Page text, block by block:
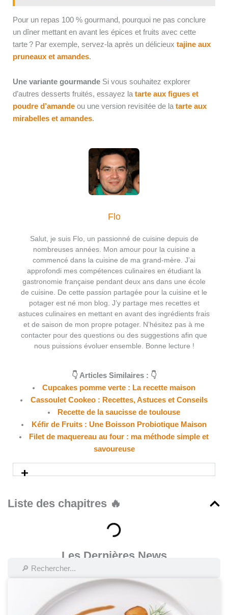
Liste des chapitres 🔥
Pour un repas 100 % gourmand, pourquoi ne pas conclure
un dîner mettant en avant les épices et fruits avec cette
tarte ? Par exemple, servez-la après un délicieux tajine aux
pruneaux et amandes.
Une variante gourmande Si vous souhaitez explorer
d’autres desserts fruités, essayez latarte aux figues et
poudre d’amande ou une version revisitée de latarte aux
mirabelles et amandes.
Flo
Salut, je suis Flo, un passionné de cuisine depuis de
nombreuses années. Mon amour pour la cuisine a
commencé dans la cuisine de ma grand-mère. J’ai
approfondi mes compétences culinaires en étudiant la
gastronomie française pendant deux ans dans une école
de cuisine. De cette passion partagée pour la cuisine et le
potager est né mon blog. J’y partage mes recettes et
astuces culinaires en mettant en avant des ingrédients frais
et de saison de mon propre potager. N’hésitez pas à me
contacter pour des questions ou des suggestions afin que
nous puissions évoluer ensemble. Bonne lecture !
👇 Articles Similaires : 👇
Cupcakes pomme verte : La recette maison
Cassoulet Cookeo : Recettes, Astuces et Conseils
Recette de la saucisse de toulouse
Kéfir de Fruits : Une Boisson Probiotique Maison
Filet de maquereau au four : ma méthode simple et
savoureuse
Les Dernières News
Rechercher